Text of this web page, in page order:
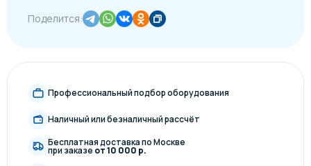
Поделится:
Профессиональный подбор оборудования
Наличный или безналичный рассчёт
Бесплатная доставка по Москве
при заказе от 10 000 р.